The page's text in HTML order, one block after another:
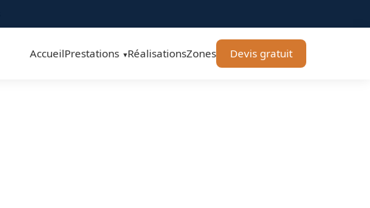
AccueilPrestations ▾RéalisationsZones Devis gratuit